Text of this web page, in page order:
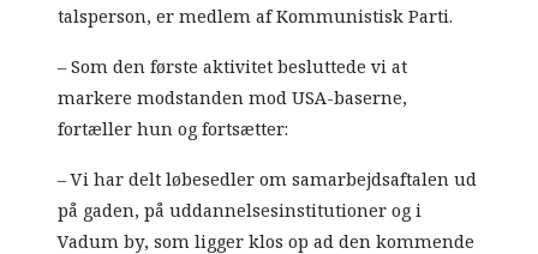
talsperson, er medlem af Kommunistisk Parti.
– Som den første aktivitet besluttede vi at
markere modstanden mod USA-baserne,
fortæller hun og fortsætter:
– Vi har delt løbesedler om samarbejdsaftalen ud
på gaden, på uddannelsesinstitutioner og i
Vadum by, som ligger klos op ad den kommende